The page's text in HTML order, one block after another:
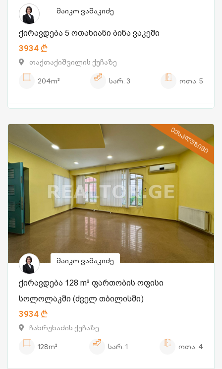
მაიკო ვაშაკიძე
ქირავდება 5 ოთახიანი ბინა ვაკეში
3934
თაქთაქიშვილის ქუჩაზე
204m²
სარ. 3 ოთა. 5
ᲔᲥᲡᲙᲚᲣᲖᲘᲕᲘ
მაიკო ვაშაკიძე
ქირავდება 128 m² ფართობის ოფისი
სოლოლაკში (ძველ თბილისში)
3934
ჩახრუხაძის ქუჩაზე
128m²
სარ. 1 ოთა. 4